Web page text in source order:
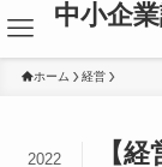
中小企
ホーム 経営
【
2022